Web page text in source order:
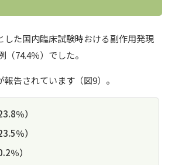
した国内臨床試験時おける副作用発現
（74.4％）でした。
告されています（図9）。
％）
％）
％）